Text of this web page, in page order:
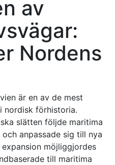
av
Nordens
är en av de mest
nordisk förhistoria.
slätten följde maritima
anpassade sig till nya
möjliggjordes
till maritima